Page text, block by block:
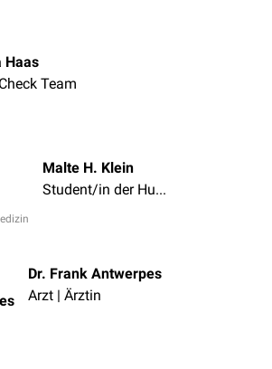
Haas
Team
Malte H. Klein
Student/in der Humanmedizin
Dr. Frank Antwerpes
Arzt | Ärztin